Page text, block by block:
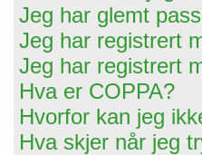
Jeg har glemt
Jeg har registrert
Jeg har registrert
Hva er COPPA?
Hvorfor kan jeg
Hva skjer når jeg